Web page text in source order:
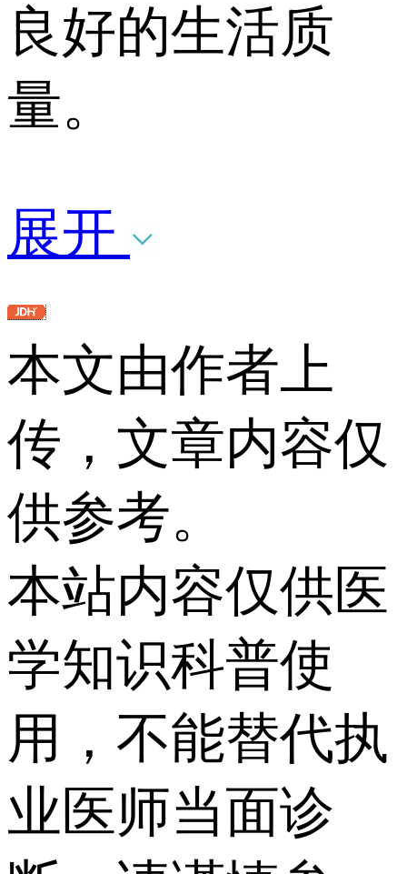
良好的生活质
量。
展开
本文由作者上
传，文章内容仅
供参考。
本站内容仅供医
学知识科普使
用，不能替代执
业医师当面诊